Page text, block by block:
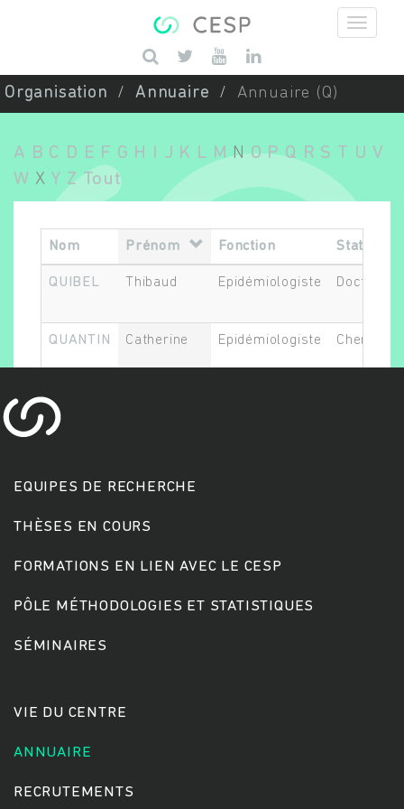
Saisissez vos mots-clés
Rechercher
Organisation Annuaire Annuaire (Q)
A B C D E F G H J K L M N O P Q R S T U V
W X Y Z Tout
Nom Prénom Fonction Statut
QUIBEL Thibaud Epidémiologiste
QUANTIN Catherine Epidémiologiste
EQUIPES DE RECHERCHE
THÈSES EN COURS
FORMATIONS EN LIEN AVEC LE CESP
PÔLE MÉTHODOLOGIES ET STATISTIQUES
SÉMINAIRES
VIE DU CENTRE
ANNUAIRE
RECRUTEMENTS